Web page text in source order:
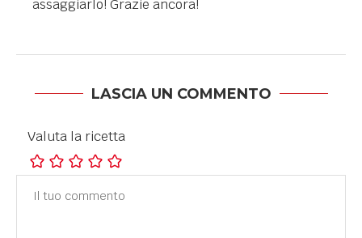
assaggiarlo! Grazie ancora!
LASCIA UN COMMENTO
Valuta la ricetta